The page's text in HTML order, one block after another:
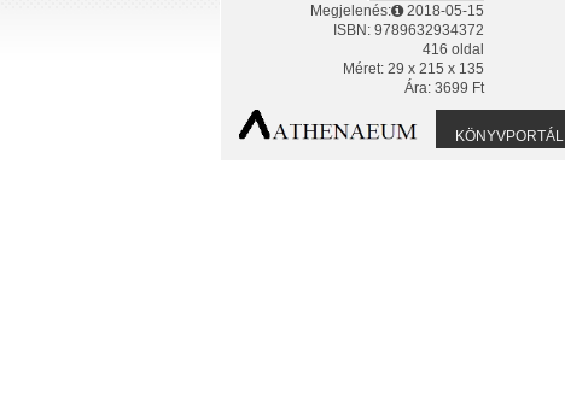
Megjelenés:
2018-05-15
ISBN: 9789632934372
416 oldal
Méret: 29 x 215 x 135
Ára: 3699 Ft
KÖNYVPORTÁL